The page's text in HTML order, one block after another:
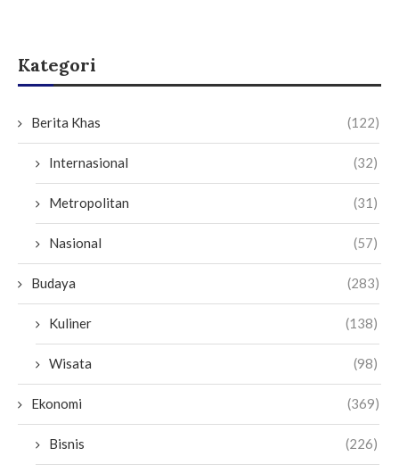
Kategori
Berita Khas (122)
Internasional (32)
Metropolitan (31)
Nasional (57)
Budaya (283)
Kuliner (138)
Wisata (98)
Ekonomi (369)
Bisnis (226)